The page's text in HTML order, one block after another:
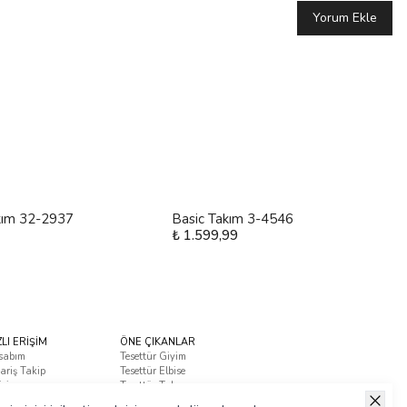
Yorum Ekle
32-2937
Basic Takım 3-4546
₺ 1.599,99
ERİŞİM
Takip
ÖNE ÇIKANLAR
Tesettür Giyim
Tesettür Elbise
Tesettür Takım